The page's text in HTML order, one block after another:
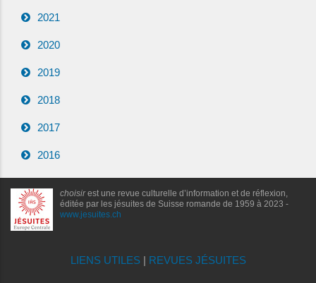
2021
2020
2019
2018
2017
2016
choisirest une revue culturelle d’information et de réflexion,
éditée par les jésuites de Suisse romande de 1959 à 2023 -
www.jesuites.ch
LIENS UTILES| REVUES JÉSUITES